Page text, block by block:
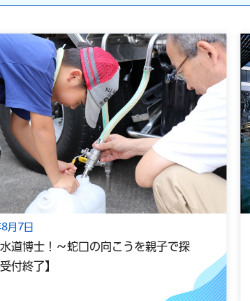
月7日
道博士！～蛇口の向こうを親子で探
付終了】